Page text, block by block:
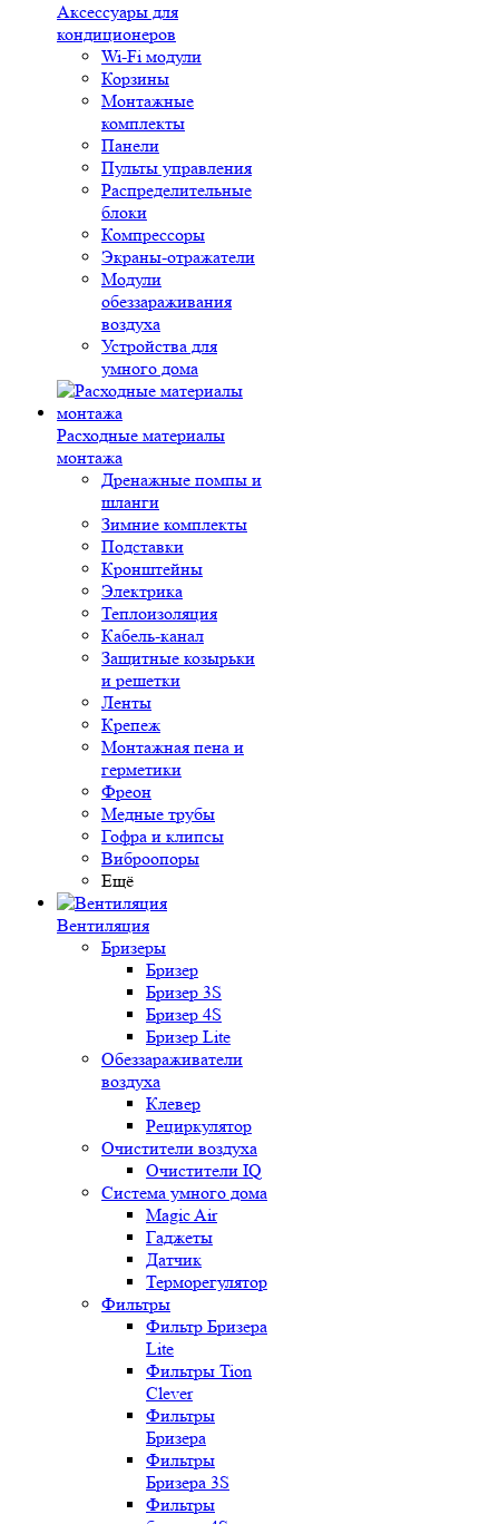
Аксессуары для
кондиционеров
Wi-Fi модули
Корзины
Монтажные
комплекты
Панели
Пульты управления
Распределительные
блоки
Компрессоры
Экраны-отражатели
Модули
обеззараживания
воздуха
Устройства для
умного дома
Расходные материалы
монтажа
Дренажные помпы и
шланги
Зимние комплекты
Подставки
Кронштейны
Электрика
Теплоизоляция
Кабель-канал
Защитные козырьки
и решетки
Ленты
Крепеж
Монтажная пена и
герметики
Фреон
Медные трубы
Гофра и клипсы
Виброопоры
Ещё
Вентиляция
Бризеры
Бризер
Бризер 3S
Бризер 4S
Бризер Lite
Обеззараживатели
воздуха
Клевер
Рециркулятор
Очистители воздуха
Очистители IQ
Система умного дома
Magic Air
Гаджеты
Датчик
Терморегулятор
Фильтры
Фильтр Бризера
Lite
Фильтры Tion
Clever
Фильтры
Бризера
Фильтры
Бризера 3S
Фильтры